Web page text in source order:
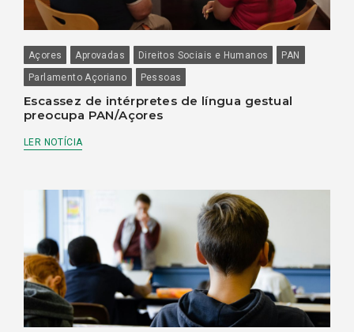
Açores Aprovadas Direitos Sociais e Humanos
PAN
Parlamento Açoriano
Pessoas
Escassez de intérpretes de língua gestual
preocupa PAN/Açores
LER NOTÍCIA